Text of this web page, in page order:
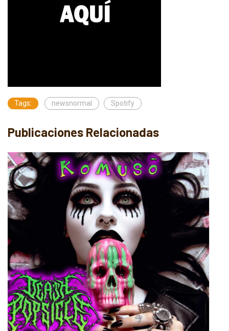
Tags: newsnormal Spotify
Publicaciones Relacionadas